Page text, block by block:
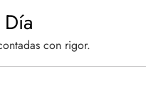
con rigor.